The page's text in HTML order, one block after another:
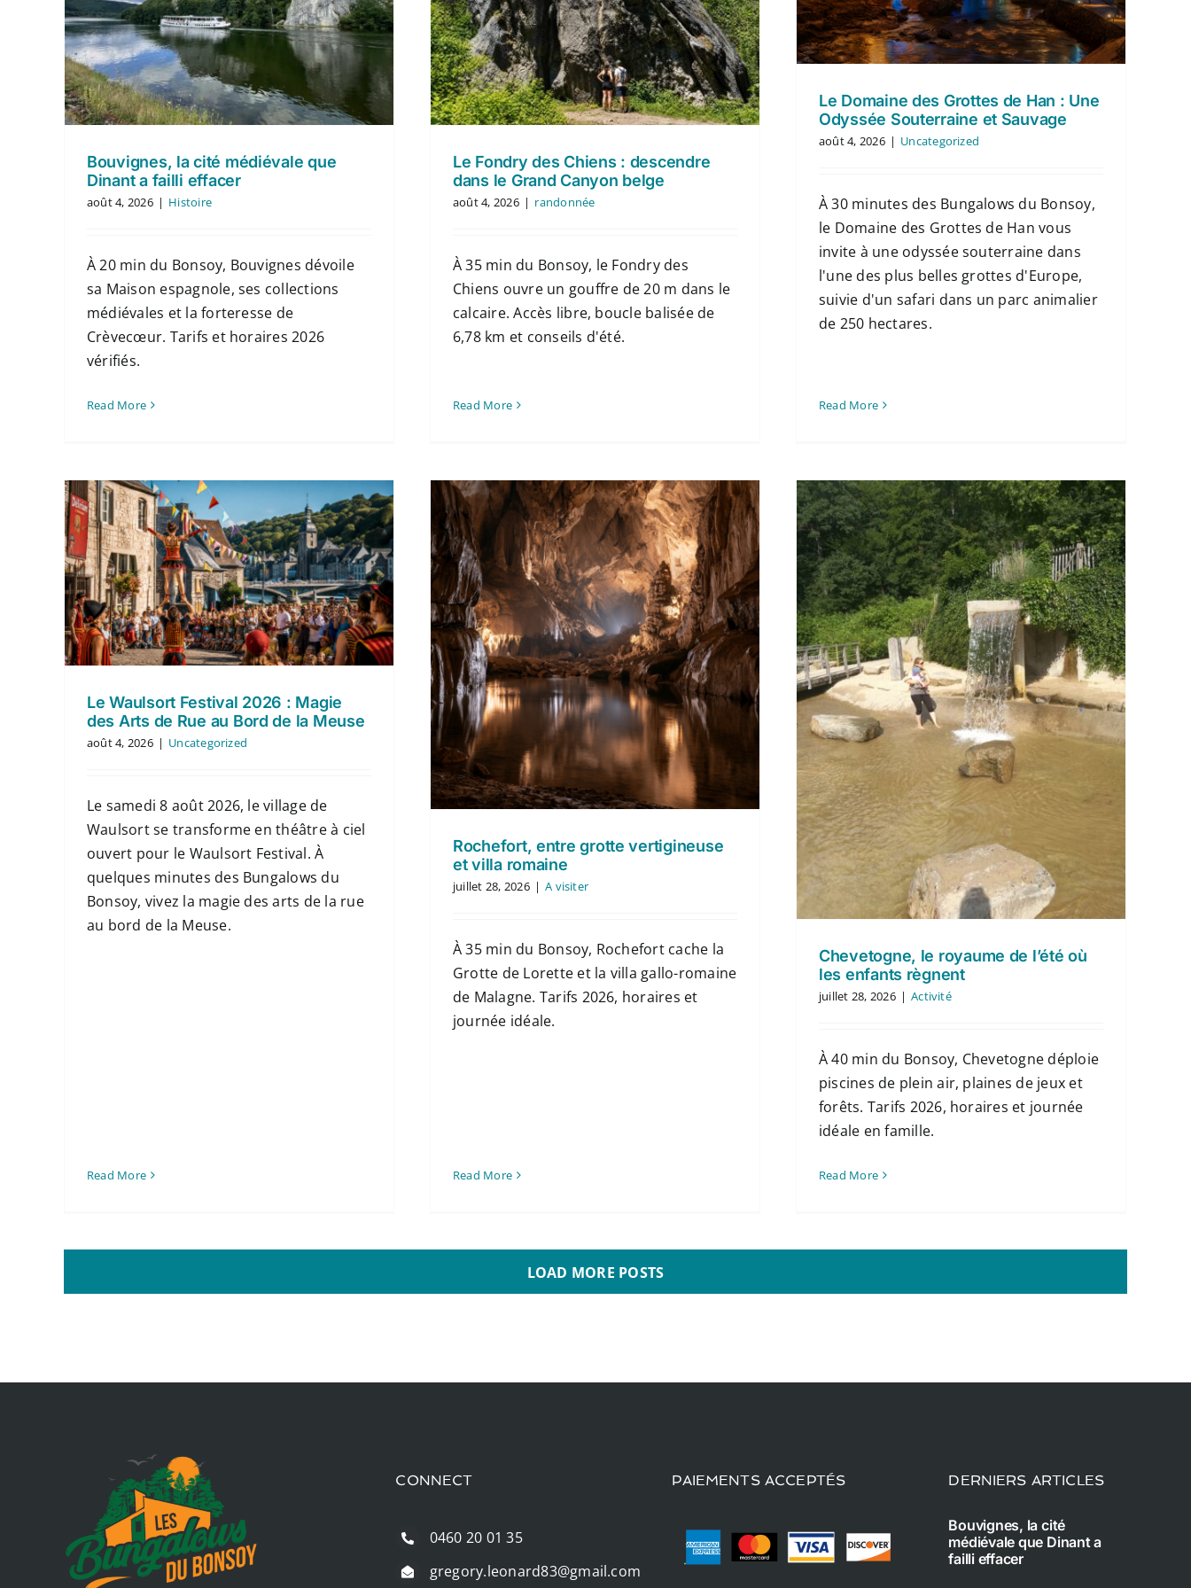
Bouvignes, la cité médiévale que
Dinant a failli effacer
août 4, 2026 | Histoire
À 20 min du Bonsoy, Bouvignes dévoile
sa Maison espagnole, ses collections
médiévales et la forteresse de
Crèvecœur. Tarifs et horaires 2026
vérifiés.
Read More
Le Fondry des Chiens : descendre
dans le Grand Canyon belge
août 4, 2026 | randonnée
À 35 min du Bonsoy, le Fondry des
Chiens ouvre un gouffre de 20 m dans le
calcaire. Accès libre, boucle balisée de
6,78 km et conseils d'été.
Read More
Le Domaine des Grottes de Han : Une
Odyssée Souterraine et Sauvage
août 4, 2026 | Uncategorized
À 30 minutes des Bungalows du Bonsoy,
le Domaine des Grottes de Han vous
invite à une odyssée souterraine dans
l'une des plus belles grottes d'Europe,
suivie d'un safari dans un parc animalier
de 250 hectares.
Read More
Le Waulsort Festival 2026 : Magie
des Arts de Rue au Bord de la Meuse
août 4, 2026 | Uncategorized
Le samedi 8 août 2026, le village de
Waulsort se transforme en théâtre à ciel
ouvert pour le Waulsort Festival. À
quelques minutes des Bungalows du
Bonsoy, vivez la magie des arts de la rue
au bord de la Meuse.
Read More
Rochefort, entre grotte vertigineuse
et villa romaine
juillet 28, 2026 | A visiter
À 35 min du Bonsoy, Rochefort cache la
Grotte de Lorette et la villa gallo-romaine
de Malagne. Tarifs 2026, horaires et
journée idéale.
Read More
Chevetogne, le royaume de l’été où
les enfants règnent
juillet 28, 2026 | Activité
À 40 min du Bonsoy, Chevetogne déploie
piscines de plein air, plaines de jeux et
forêts. Tarifs 2026, horaires et journée
idéale en famille.
Read More
LOAD MORE POSTS
CONNECT
0460 20 01 35
gregory.leonard83@gmail.com
PAIEMENTS ACCEPTÉS DERNIERS ARTICLES
Bouvignes, la cité
médiévale que Dinant a
failli effacer